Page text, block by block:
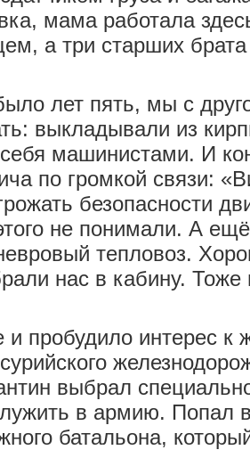
мама работала
а три старших
лет пять, мы с
выкладывали из
машинистами. И
по громкой связи:
безопасности
не понимали. А
тепловоз.
нас в кабину.
и пробудило интерес к
выбрал
в армию. Попал
батальона,